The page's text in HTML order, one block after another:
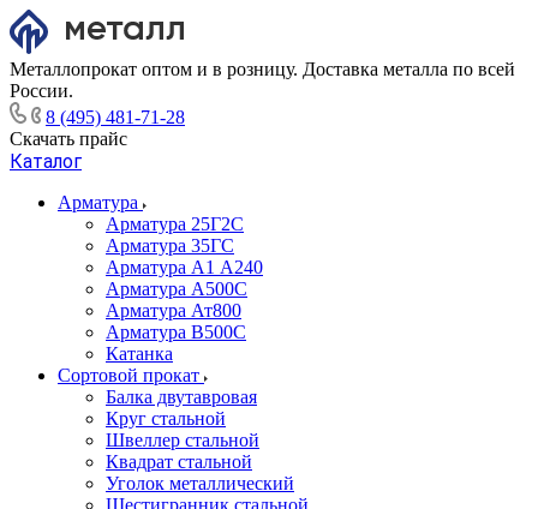
Металлопрокат оптом и в розницу. Доставка металла по всей
России.
8 (495) 481-71-28
Скачать прайс
Каталог
Арматура
Арматура 25Г2С
Арматура 35ГС
Арматура А1 А240
Арматура А500С
Арматура Ат800
Арматура В500С
Катанка
Сортовой прокат
Балка двутавровая
Круг стальной
Швеллер стальной
Квадрат стальной
Уголок металлический
Шестигранник стальной